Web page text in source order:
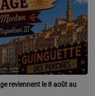
reviennent le 8 août au